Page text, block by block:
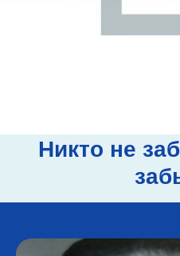
Никто не